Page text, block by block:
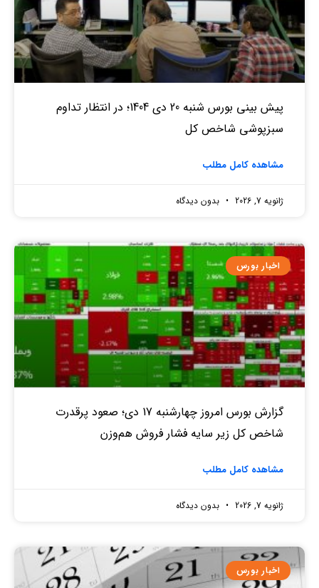
پیش بینی بورس شنبه 20 دی 1404؛ در انتظار تداوم
سبزپوشی شاخص کل
مشاهده کامل مطلب
ژانویه 7, 2026 بدون دیدگاه
اخبار بورس
گزارش بورس امروز چهارشنبه 17 دی؛ صعود پرقدرت
شاخص کل زیر سایه فشار فروش هم‌وزن
مشاهده کامل مطلب
ژانویه 7, 2026 بدون دیدگاه
اخبار بورس